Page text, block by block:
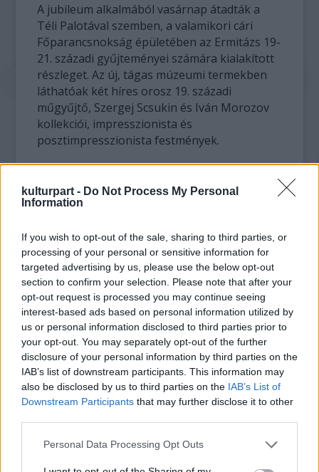
kulturpart - Do Not Process My Personal
Information
If you wish to opt-out of the sale, sharing to third parties, or
processing of your personal or sensitive information for
targeted advertising by us, please use the below opt-out
section to confirm your selection. Please note that after your
opt-out request is processed you may continue seeing
interest-based ads based on personal information utilized by
us or personal information disclosed to third parties prior to
your opt-out. You may separately opt-out of the further
disclosure of your personal information by third parties on the
IAB’s list of downstream participants. This information may
also be disclosed by us to third parties on the IAB’s List of
Downstream Participants that may further disclose it to other
Please note that this website/app uses one or more Google
Personal Data Processing Opt Outs
A jubileum alkalmából vasárnap átadták a
Téli Palotával szemben, a valamikori cári
Főparancsnokság épületében az Ermitázs 19-
21. századi gyűjteményei számára kialakított
részleget. Az új, tágas múzeumi termekben
láthatóak két híres orosz 19. századi
műgyűjtő, Szergej Scsukin és Iván Morozov
kollekciói, impresszionista és
posztimpresszionista festmények.
angol expresszionista festő 25 alkotásából
külön tárlat nyílt a főparancsnoksági épület
állami televíziós csatorna a jubileum
alkalmából arról is beszámolt, hogy az
Ermitázs saját restaurátor műhelyében
dolgozó szakembereknek sikerült a
feltehetően 1612-ben készültKrisztus
feltámadásacímű Rubens festményt
helyreállítani. A vászon még a II. világháború
idején kerülhetett a Szovjetunióba -
ismertette a kommentár.
Andrej Cvetkov restaurátor elmondta, hogy
valóságos múzeumi szenzációról van szó,
gyűjteményben, ezt az alkotást 70 évig
"eltűntnek" hitték. Az Ermitázs gyűjteménye